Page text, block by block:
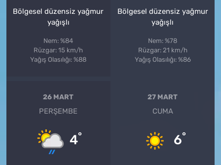
Bölgesel düzensiz yağmur
yağışlı
Nem: %84
Rüzgar: 15 km/h
Yağış Olasılığı: %88
Bölgesel düzensiz yağmur
yağışlı
Nem: %78
Rüzgar: 21 km/h
Yağış Olasılığı: %86
26 MART
PERŞEMBE
4°
27 MART
CUMA
6°